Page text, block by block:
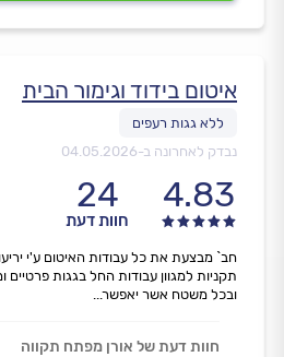
איטום בידוד וגימור הבית
נבדק לאחרונה ב-04.05.2026
4.83
24
חוות דעת
חב` מבצעת את כל עבודות האיטום ע'י
תקניות למגוון עבודות החל בגגות פרטיים
ובכל משטח אשר יאפשר...
חוות דעת של אורן מפתח תקווה